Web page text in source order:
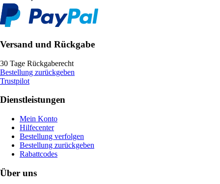
Versand und Rückgabe
30 Tage Rückgaberecht
Bestellung zurückgeben
Trustpilot
Dienstleistungen
Mein Konto
Hilfecenter
Bestellung verfolgen
Bestellung zurückgeben
Rabattcodes
Über uns